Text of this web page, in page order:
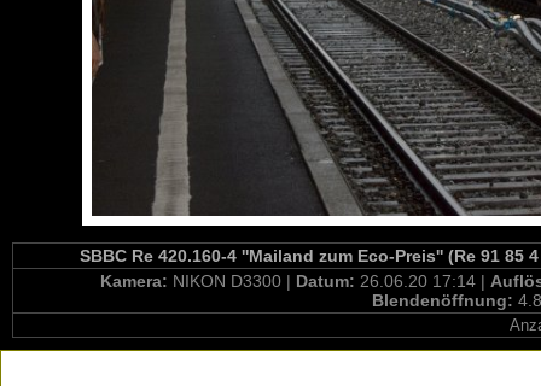
SBBC Re 420.160-4 ''Mailand zum Eco-Preis'' (Re 91 85
Kamera: NIKON D3300 | Datum: 26.06.20 17:14 |
Blendenöffnung: